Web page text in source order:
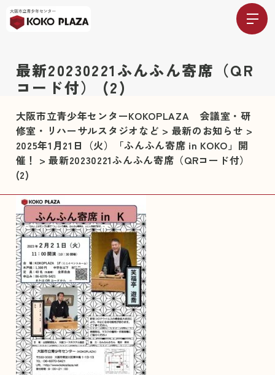
最新20230221ふんふん寄席（QR
コード付） (2)
大阪市立青少年センターKOKOPLAZA 会議室・研
修室・リハーサルスタジオなど > 最新のお知らせ >
2025年1月21日（火）「ふんふん寄席 in KOKO」開
催！ >最新20230221ふんふん寄席（QRコード付）
(2)